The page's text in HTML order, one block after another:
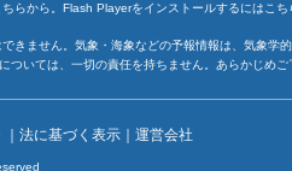
ちらから。Flash Playerをインストールするには こち
きません。気象・海象などの予報情報は、気象
ついては、一切の責任を持ちません。あらかじめ
｜ 法に基づく表示 ｜ 運営会社